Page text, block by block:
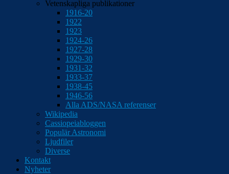
Vetenskapliga publikationer
1916-20
1922
1923
1924-26
1927-28
1929-30
1931-32
1933-37
1938-45
1946-56
Alla ADS/NASA referenser
Wikipedia
Cassiopeiabloggen
Populär Astronomi
Ljudfiler
Diverse
Kontakt
Nyheter